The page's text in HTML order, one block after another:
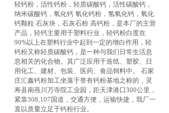
轻钙粉，活性钙粉，轻质碳酸钙，活性碳酸钙，
纳米碳酸钙，氧化钙 氧化钙粉，氢氧化钙，氧化
钙颗粒 石灰块，石灰石粉 高钙粉，是本厂的主营
产品，轻钙主要用于塑料行业，轻钙粉白度在
90%以上在塑料行业中起到一定的增白作用，轻
钙粉又称轻质碳酸钙，是一种与我们日常生活息
息相关的化合物。其广泛应用于造纸、塑胶、日
用化工、建材、包装、医药、食品饲料中。 石家
庄汇鑫钙粉加工坐落于誉有钙粉基地之称的，灵
寿县南燕川万寺院工业园，距天津港口300公里，
紧靠308,107国道，交通方便，运输快捷，我厂一
直以质量立足于钙粉行业。